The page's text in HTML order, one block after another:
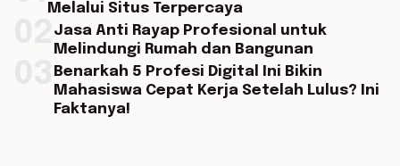
Melalui Situs Terpercaya
Jasa Anti Rayap Profesional untuk
Melindungi Rumah dan Bangunan
Benarkah 5 Profesi Digital Ini Bikin
Mahasiswa Cepat Kerja Setelah Lulus? Ini
Faktanya!